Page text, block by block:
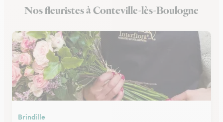
Fleuristes à Rang-du-Fliers
Nos fleuristes à Conteville-lès-Boulogne
Brindille